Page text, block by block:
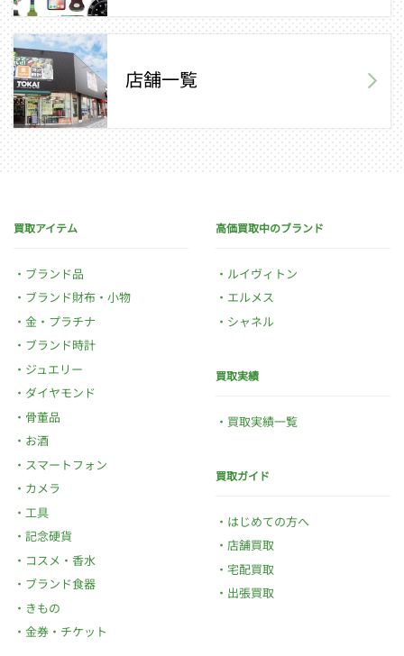
店舗一覧
買取アイテム
ブランド品
ブランド財布・小物
金・プラチナ
ブランド時計
ジュエリー
ダイヤモンド
骨董品
お酒
スマートフォン
カメラ
工具
記念硬貨
コスメ・香水
ブランド食器
きもの
金券・チケット
高価買取中のブランド
ルイヴィトン
エルメス
シャネル
買取実績
買取実績一覧
買取ガイド
はじめての方へ
店舗買取
宅配買取
出張買取